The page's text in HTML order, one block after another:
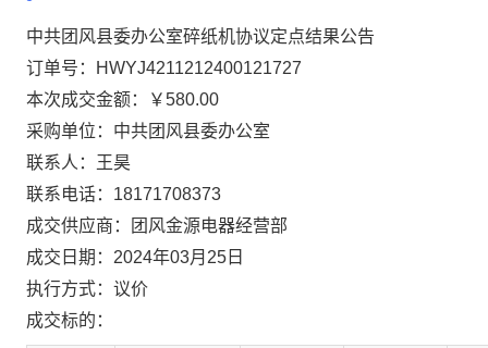
中共团风县委办公室碎纸机协议定点结果公告
订单号：
HWYJ4211212400121727
本次成交金额：
￥580.00
采购单位：中共团风县委办公室
联系人：王昊
联系电话：18171708373
成交供应商：团风金源电器经营部
成交日期：2024年03月25日
执行方式：议价
成交标的：